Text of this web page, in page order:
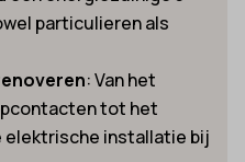
particulieren als
: Van het
tot het
elektrische installatie bij